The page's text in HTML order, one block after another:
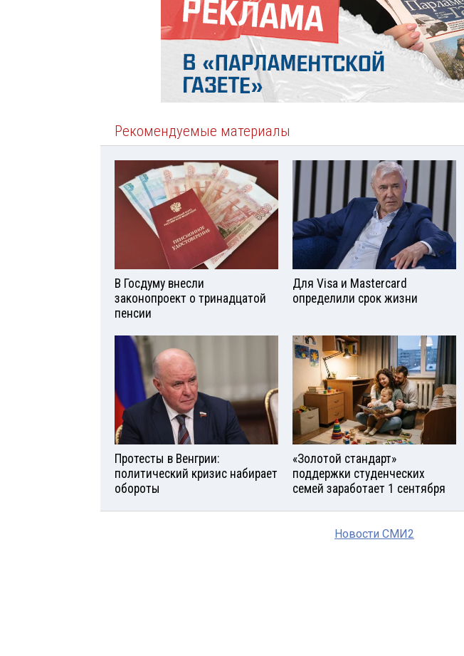
Рекомендуемые материалы
В Госдуму внесли
законопроект о тринадцатой
пенсии
Для Visа и Mastercard
определили срок жизни
Протесты в Венгрии:
политический кризис набирает
обороты
«Золотой стандарт»
поддержки студенческих
семей заработает 1 сентября
Новости СМИ2